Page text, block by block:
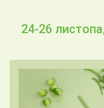
24-26